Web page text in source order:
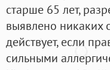
старше 65 лет,
выявлено никаких
действует, если
сильными